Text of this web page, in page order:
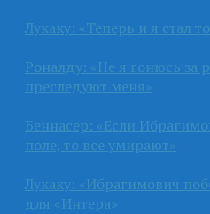
Лукаку: «Теперь и я стал
Роналду: «Не я гонюсь за
преследуют меня»
Беннасер: «Если
поле, то все умирают»
Лукаку: «Ибрагимович
для «Интера»